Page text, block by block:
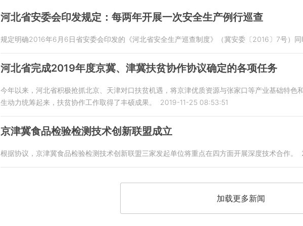
河北省安委会印发规定：每两年开展一次安全生产例行巡查
规定明确2016年6月6日省安委会印发的《河北省安全生产巡查制度》（冀安委〔2016〕7号）同
河北省完成2019年度京冀、津冀扶贫协作协议确定的各项任务
今年以来，河北省积极抢抓北京、天津对口扶贫机遇，将京津优质资源与张家口等产业基础特色
生动力统筹起来，扶贫协作工作取得了丰硕成果。
2019-11-25 08:53:51
京津冀食品检验检测技术创新联盟成立
根据协议，京津冀食品检验检测技术创新联盟三家发起单位将重点在四方面开展深度技术合作。
加载更多新闻